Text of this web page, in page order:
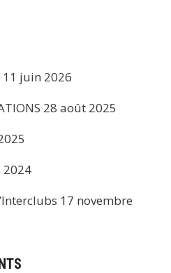
11 juin 2026
28 août 2025
2024
17 novembre